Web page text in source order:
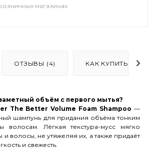
магазинах
ОТЗЫВЫ (4) КАК КУПИТЬ
объём с первого мытья?
The Better Volume Foam Shampoo —
шампунь для придания объёма тонким
волосам. Лёгкая текстура-мусс мягко
волосы, не утяжеляя их, а также придаёт
и свежесть.